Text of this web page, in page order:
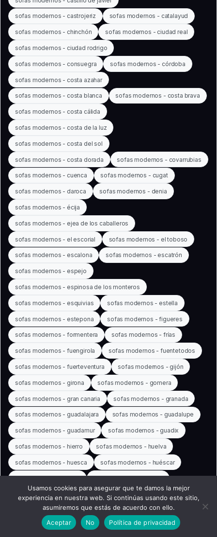
sofas modernos - castrojeriz sofas modernos - catalayud
sofas modernos - chinchón sofas modernos - ciudad real
sofas modernos - ciudad rodrigo
sofas modernos - consuegra sofas modernos - córdoba
sofas modernos - costa azahar
sofas modernos - costa blanca sofas modernos - costa brava
sofas modernos - costa cálida
sofas modernos - costa de la luz
sofas modernos - costa del sol
sofas modernos - costa dorada sofas modernos - covarrubias
sofas modernos - cuenca sofas modernos - cugat
sofas modernos - daroca sofas modernos - denia
sofas modernos - écija
sofas modernos - ejea de los caballeros
sofas modernos - el escorial sofas modernos - el toboso
sofas modernos - escalona sofas modernos - escatrón
sofas modernos - espejo
sofas modernos - espinosa de los monteros
sofas modernos - esquivias sofas modernos - estella
sofas modernos - estepona sofas modernos - figueres
sofas modernos - formentera sofas modernos - frías
sofas modernos - fuengirola sofas modernos - fuentetodos
sofas modernos - fuerteventura sofas modernos - gijón
sofas modernos - girona sofas modernos - gomera
sofas modernos - gran canaria sofas modernos - granada
sofas modernos - guadalajara sofas modernos - guadalupe
sofas modernos - guadamur sofas modernos - guadix
sofas modernos - hierro sofas modernos - huelva
sofas modernos - huesca sofas modernos - huéscar
sofas modernos - ibiza sofas modernos - illanoz
sofas modernos - illescas sofas modernos - illora
sofas modernos - isaba sofas modernos - itálica
sofas modernos - itero sofas modernos - jaén
Usamos cookies para asegurar que te damos la mejor
experiencia en nuestra web. Si continúas usando este sitio,
asumiremos que estás de acuerdo con ello.
Aceptar
No Política de privacidad